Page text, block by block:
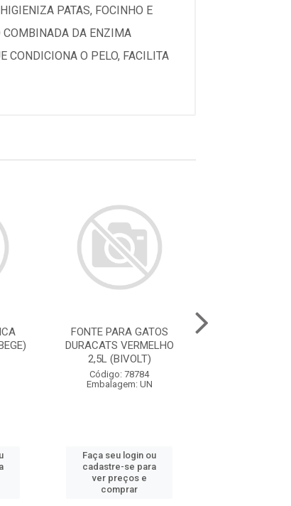
PATAS, FOCINHO E
COMBINADA DA ENZIMA
CONDICIONA O PELO, FACILITA
FONTE PARA GATOS
DURACATS VERMELHO
2,5L (BIVOLT)
Código: 78784
Embalagem: UN
Faça seu login ou
cadastre-se para
ver preços e
comprar